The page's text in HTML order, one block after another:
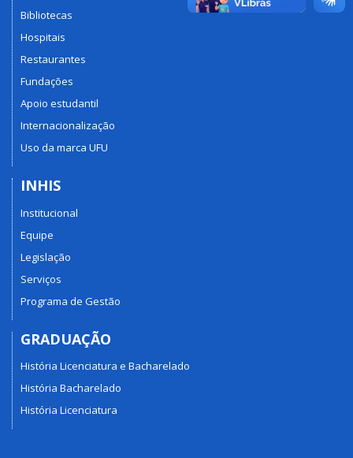
Bibliotecas
Hospitais
Restaurantes
Fundações
Apoio estudantil
Internacionalização
Uso da marca UFU
INHIS
Institucional
Equipe
Legislação
Serviços
Programa de Gestão
GRADUAÇÃO
História Licenciatura e Bacharelado
História Bacharelado
História Licenciatura